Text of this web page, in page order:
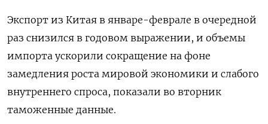
Экспорт из Китая в январе-феврале в очередной
раз снизился в годовом выражении, и объемы
импорта ускорили сокращение на фоне
замедления роста мировой экономики и слабого
внутреннего спроса, показали во вторник
таможенные данные.